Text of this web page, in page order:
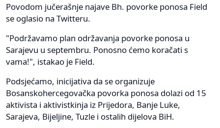
Povodom jučerašnje najave Bh. povorke ponosa Field
se oglasio na Twitteru.
"Podržavamo plan održavanja povorke ponosa u
Sarajevu u septembru. Ponosno ćemo koračati s
vama!", istakao je Field.
Podsjećamo, inicijativa da se organizuje
Bosanskohercegovačka povorka ponosa dolazi od 15
aktivista i aktivistkinja iz Prijedora, Banje Luke,
Sarajeva, Bijeljine, Tuzle i ostalih dijelova BiH.